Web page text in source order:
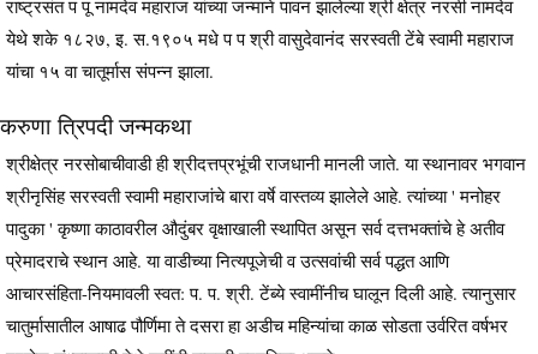
राष्ट्रसंत प पू नामदेव महाराज यांच्या जन्माने पावन झालेल्या श्री क्षेत्र नरसी नामदेव
येथे शके १८२७, इ. स.१९०५ मधे प प श्री वासुदेवानंद सरस्वती टेंबे स्वामी महाराज
यांचा १५ वा चातूर्मास संपन्न झाला.
करुणा त्रिपदी जन्मकथा
श्रीक्षेत्र नरसोबाचीवाडी ही श्रीदत्तप्रभूंची राजधानी मानली जाते. या स्थानावर भगवान
श्रीनृसिंह सरस्वती स्वामी महाराजांचे बारा वर्षे वास्तव्य झालेले आहे. त्यांच्या ' मनोहर
पादुका ' कृष्णा काठावरील औदुंबर वृक्षाखाली स्थापित असून सर्व दत्तभक्तांचे हे अतीव
प्रेमादराचे स्थान आहे. या वाडीच्या नित्यपूजेची व उत्सवांची सर्व पद्धत आणि
आचारसंहिता-नियमावली स्वत: प. प. श्री. टेंब्ये स्वामींनीच घालून दिली आहे. त्यानुसार
चातुर्मासातील आषाढ पौर्णिमा ते दसरा हा अडीच महिन्यांचा काळ सोडता उर्वरित वर्षभर